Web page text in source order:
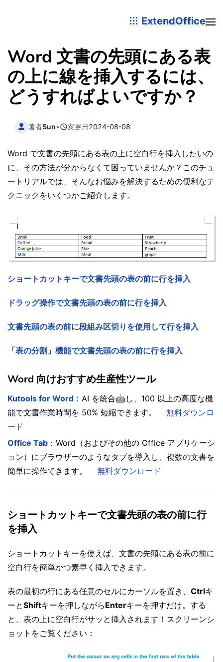
ExtendOffice
Word 文書の先頭にある表
の上に線を挿入するには、
どうすればよいですか？
著者Sun• 変更日2024-08-08
Word で文書の先頭にある表の上に空白行を挿入したいの
に、その方法が分からなくて困っていませんか？このチュ
ートリアルでは、そんなお悩みを解決するための便利なテ
クニックをいくつかご紹介します。
ショートカットキーで文書先頭の表の前に行を挿入
ドラッグ操作で文書先頭の表の前に行を挿入
文書先頭の表の前に段組み区切りを使用して行を挿入
「表の分割」機能で文書先頭の表の前に行を挿入
Word 向けおすすめ生産性ツール
Kutools for Word ：AI を統合🤖 し、100 以上の高度な機
能で文書作業時間を 50% 短縮できます。
無料ダウンロ
ード
Office Tab ：Word（およびその他の Office アプリケーシ
ョン）にブラウザーのようなタブを導入し、複数の文書を
簡単に操作できます。
無料ダウンロード
ショートカットキーで文書先頭の表の前に行
を挿入
ショートカットキーを使えば、文書の先頭にある表の前に
空白行を簡単かつ素早く挿入できます。
表の最初の行にある任意のセルにカーソルを置き、 Ctrlキ
ーとShiftキーを押しながらEnterキーを押すだけ。する
と、表の上に空白行がサッと挿入されます！スクリーンシ
ョットをご覧ください：